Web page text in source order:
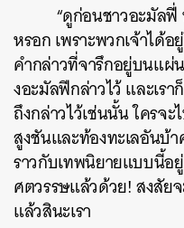
“ดูก่อนชาวอะมัลฟี่ พ
หรอก เพราะพวกเจ้าได้
คำกล่าวที่จารึกอยู่บนแผ่
งอะมัลฟีกล่าวไว้ และเร
ถึงกล่าวไว้เช่นนั้น ใครจ
สูงชันและท้องทะเลอันบ้
ราวกับเทพนิยายแบบนี้อ
ศตวรรษแล้วด้วย! สงสัย
แล้วสินะเรา